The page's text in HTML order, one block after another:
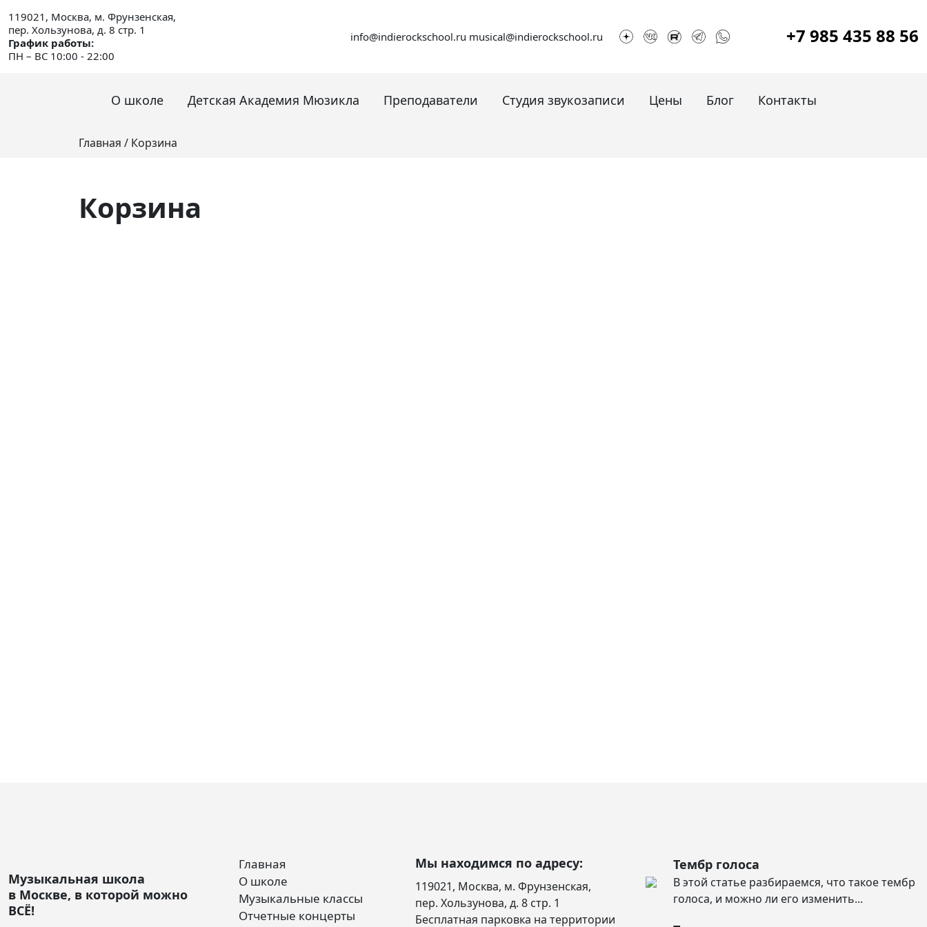
119021, Москва, м. Фрунзенская,
пер. Хользунова, д. 8 стр. 1
График работы:
ПН – ВС 10:00 - 22:00
info@indierockschool.ru musical@indierockschool.ru +7 985 435 88 56
О школе Детская Академия Мюзикла Преподаватели Студия звукозаписи Цены Блог Контакты
Главная / Корзина
Корзина
Музыкальная школа
в Москве, в которой можно
ВСЁ!
Главная
О школе
Музыкальные классы
Отчетные концерты
Мы находимся по адресу:
119021, Москва, м. Фрунзенская,
пер. Хользунова, д. 8 стр. 1
Бесплатная парковка на территории
Тембр голоса
В этой статье разбираемся, что такое тембр
голоса, и можно ли его изменить...